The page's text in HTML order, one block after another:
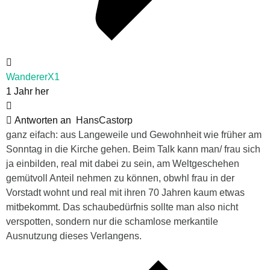
WandererX1
1 Jahr her
Antworten an
HansCastorp
ganz eifach: aus Langeweile und Gewohnheit wie früher am
Sonntag in die Kirche gehen. Beim Talk kann man/ frau sich
ja einbilden, real mit dabei zu sein, am Weltgeschehen
gemütvoll Anteil nehmen zu können, obwhl frau in der
Vorstadt wohnt und real mit ihren 70 Jahren kaum etwas
mitbekommt. Das schaubedürfnis sollte man also nicht
verspotten, sondern nur die schamlose merkantile
Ausnutzung dieses Verlangens.